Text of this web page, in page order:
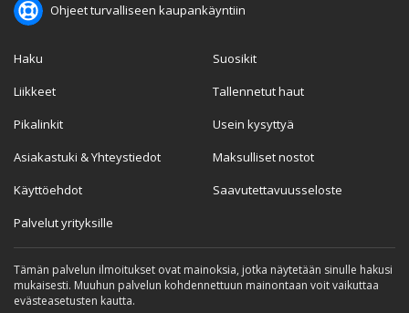
Ohjeet turvalliseen kaupankäyntiin
Haku
Liikkeet
Pikalinkit
Asiakastuki & Yhteystiedot
Käyttöehdot
Palvelut yrityksille
Suosikit
Tallennetut haut
Usein kysyttyä
Maksulliset nostot
Saavutettavuusseloste
Tämän palvelun ilmoitukset ovat mainoksia, jotka näytetään sinulle hakusi
mukaisesti. Muuhun palvelun kohdennettuun mainontaan voit vaikuttaa
evästeasetusten kautta.